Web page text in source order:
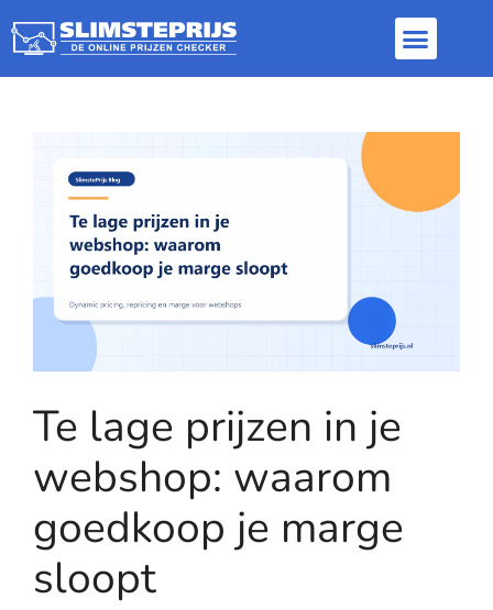
Te lage prijzen in je
webshop: waarom
goedkoop je marge
sloopt